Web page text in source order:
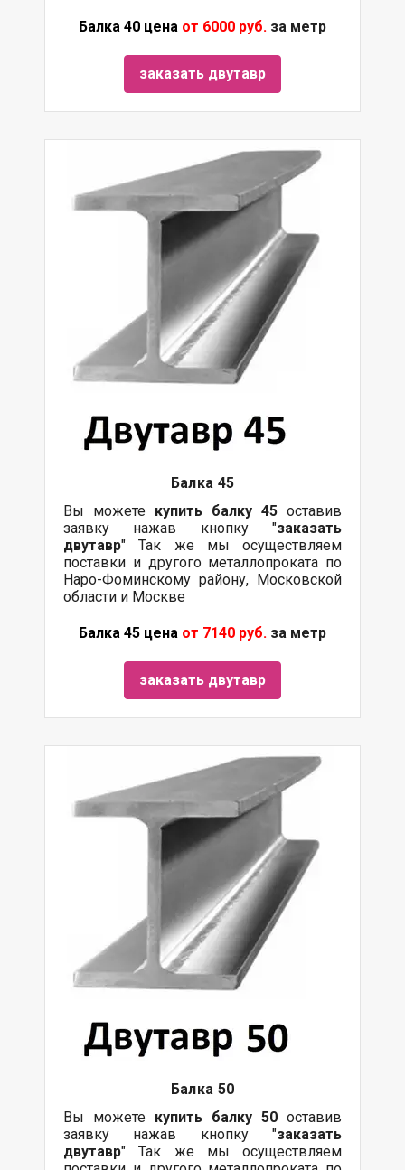
Балка 40 цена от 6000 руб. за метр
заказать двутавр
Балка 45
Вы можете купить балку 45 оставив
заявку нажав кнопку "заказать
двутавр" Так же мы осуществляем
поставки и другого металлопроката по
Наро-Фоминскому району, Московской
области и Москве
Балка 45 цена от 7140 руб. за метр
заказать двутавр
Балка 50
Вы можете купить балку 50 оставив
заявку нажав кнопку "заказать
двутавр" Так же мы осуществляем